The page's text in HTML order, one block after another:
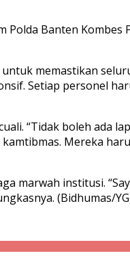
Banten Kombes
memastikan
Setiap personel
“Tidak boleh ada
Mereka
marwah institusi.
(Bidhumas/